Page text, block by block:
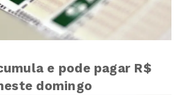
e pode pagar R$
domingo